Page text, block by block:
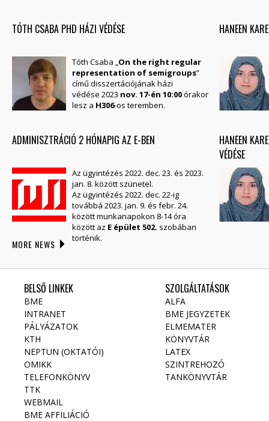
TÓTH CSABA PHD HÁZI VÉDÉSE
Tóth Csaba „On the right regular
representation of semigroups”
című disszertációjának házi
védése 2023 nov. 17-én 10:00órakor
lesz a H306-os teremben.
HANEEN
ADMINISZTRÁCIÓ 2 HÓNAPIG AZ E-BEN
Az ügyintézés 2022. dec. 23. és 2023.
jan. 8. között szünetel.
Az ügyintézés 2022. dec. 22-ig
továbbá 2023. jan. 9. és febr. 24.
között munkanapokon 8-14 óra
között az E épület 502. szobában
történik.
HANEEN
VÉDÉSE
MORE NEWS
BELSŐ LINKEK
BME
INTRANET
PÁLYÁZATOK
KTH
NEPTUN (OKTATÓI)
OMIKK
TELEFONKÖNYV
TTK
WEBMAIL
BME AFFILIÁCIÓ
SZOLGÁLTATÁSOK
ALFA
BME JEGYZETEK
ELMEMATER
KÖNYVTÁR
LATEX
SZINTREHOZÓ
TANKÖNYVTÁR